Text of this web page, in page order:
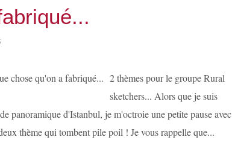
2 thèmes pour le groupe Rural
sketchers... Alors que je suis
panoramique d'Istanbul, je m'octroie une petite pause avec
thème qui tombent pile poil ! Je vous rappelle que...